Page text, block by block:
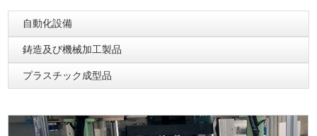
自動化設備
鋳造及び機械加工製品
プラスチック成型品